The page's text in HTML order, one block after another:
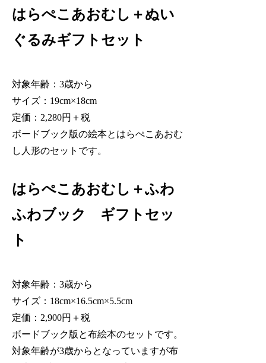
はらぺこあおむし＋ぬい
ぐるみギフトセット
対象年齢：3歳から
サイズ：19cm×18cm
定価：2,280円＋税
ボードブック版の絵本とはらぺこあおむ
し人形のセットです。
はらぺこあおむし＋ふわ
ふわブック ギフトセッ
ト
対象年齢：3歳から
サイズ：18cm×16.5cm×5.5cm
定価：2,900円＋税
ボードブック版と布絵本のセットです。
対象年齢が3歳からとなっていますが布